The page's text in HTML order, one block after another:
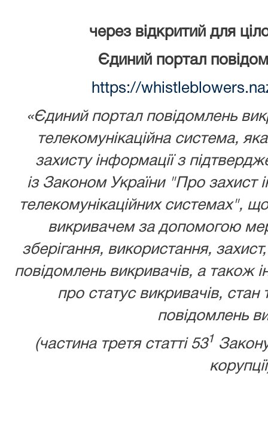
через відкритий для
Єдиний портал
https://
«Єдиний портал повідомлень
телекомунікаційна система,
захисту інформації з
із Законом України"Про захист
телекомунікаційних системах",
викривачем за допомогою
зберігання, використання,
повідомлень викривачів, а також
про статус викривачів, стан
повідомлень
(частина третя статті 531